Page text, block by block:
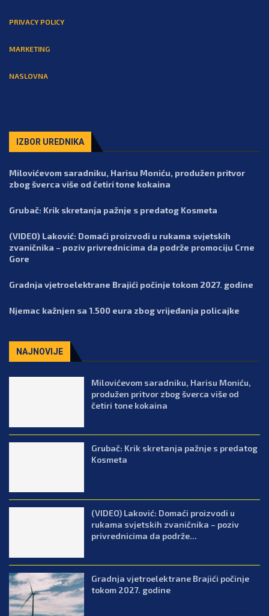
PRIVACY POLICY
MARKETING
NASLOVNA
IZBOR UREDNIKA
Milovićevom saradniku, Harisu Moniću, produžen pritvor
zbog šverca više od četiri tone kokaina
Grubač: Krik skretanja pažnje s predatog Kosmeta
(VIDEO) Laković: Domaći proizvodi u rukama svjetskih
zvaničnika – poziv privrednicima da podrže promociju Crne
Gore
Gradnja vjetroelektrane Brajići počinje tokom 2027. godine
Njemac kažnjen sa 1.500 eura zbog vrijeđanja policajke
NAJNOVIJE
Milovićevom saradniku, Harisu Moniću,
produžen pritvor zbog šverca više od
četiri tone kokaina
Grubač: Krik skretanja pažnje s predatog
Kosmeta
(VIDEO) Laković: Domaći proizvodi u
rukama svjetskih zvaničnika – poziv
privrednicima da podrže...
Gradnja vjetroelektrane Brajići počinje
tokom 2027. godine